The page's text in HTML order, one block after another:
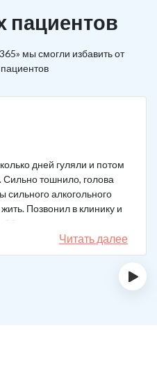
пациентов
мы смогли избавить от
дней гуляли и потом
Сильно тошнило, голова
алкогольного
Позвонил в клинику и
20 минут приехал
капельницу. Сразу
Читать далее
›